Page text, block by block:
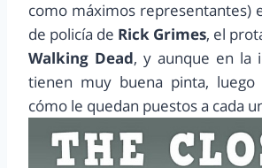
como máximos representantes)
de policía de Rick Grimes, el
Walking Dead, y aunque en la
tienen muy buena pinta,
cómo le quedan puestos a cada